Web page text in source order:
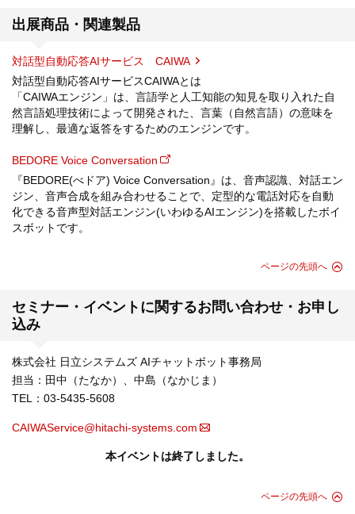
出展商品・関連製品
対話型自動応答AIサービス CAIWA
対話型自動応答AIサービスCAIWAとは
「CAIWAエンジン」は、言語学と人工知能の知見を取り入れた自
然言語処理技術によって開発された、言葉（自然言語）の意味を
理解し、最適な返答をするためのエンジンです。
BEDORE Voice Conversation
『BEDORE(べドア) Voice Conversation』は、音声認識、対話エン
ジン、音声合成を組み合わせることで、定型的な電話対応を自動
化できる音声型対話エンジン(いわゆるAIエンジン)を搭載したボイ
スボットです。
ページの先頭へ
セミナー・イベントに関するお問い合わせ・お申し
込み
株式会社 日立システムズ AIチャットボット事務局
担当：田中（たなか）、中島（なかじま）
TEL：03-5435-5608
CAIWAService@hitachi-systems.com
本イベントは終了しました。
ページの先頭へ